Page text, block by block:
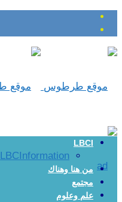
LBCI
LBCInformation
من هنا وهناك
مجتمع
علم وعلوم